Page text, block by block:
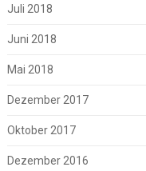
Juli 2018
Juni 2018
Mai 2018
Dezember 2017
Oktober 2017
Dezember 2016